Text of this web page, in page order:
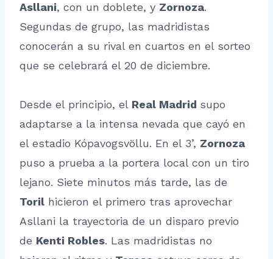
Asllani, con un doblete, y Zornoza.
Segundas de grupo, las madridistas
conocerán a su rival en cuartos en el sorteo
que se celebrará el 20 de diciembre.
Desde el principio, el Real Madrid supo
adaptarse a la intensa nevada que cayó en
el estadio Kópavogsvöllu. En el 3’, Zornoza
puso a prueba a la portera local con un tiro
lejano. Siete minutos más tarde, las de
Toril hicieron el primero tras aprovechar
Asllani la trayectoria de un disparo previo
de Kenti Robles. Las madridistas no